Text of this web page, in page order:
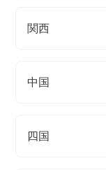
関西
中国
四国